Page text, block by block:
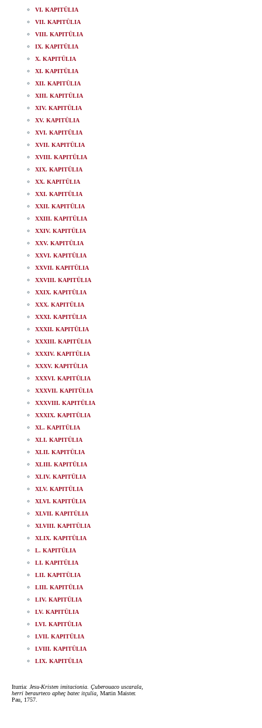
VI. KAPITÜLIA
VII. KAPITÜLIA
VIII. KAPITÜLIA
IX. KAPITÜLIA
X. KAPITÜLIA
XI. KAPITÜLIA
XII. KAPITÜLIA
XIII. KAPITÜLIA
XIV. KAPITÜLIA
XV. KAPITÜLIA
XVI. KAPITÜLIA
XVII. KAPITÜLIA
XVIII. KAPITÜLIA
XIX. KAPITÜLIA
XX. KAPITÜLIA
XXI. KAPITÜLIA
XXII. KAPITÜLIA
XXIII. KAPITÜLIA
XXIV. KAPITÜLIA
XXV. KAPITÜLIA
XXVI. KAPITÜLIA
XXVII. KAPITÜLIA
XXVIII. KAPITÜLIA
XXIX. KAPITÜLIA
XXX. KAPITÜLIA
XXXI. KAPITÜLIA
XXXII. KAPITÜLIA
XXXIII. KAPITÜLIA
XXXIV. KAPITÜLIA
XXXV. KAPITÜLIA
XXXVI. KAPITÜLIA
XXXVII. KAPITÜLIA
XXXVIII. KAPITÜLIA
XXXIX. KAPITÜLIA
XL. KAPITÜLIA
XLI. KAPITÜLIA
XLII. KAPITÜLIA
XLIII. KAPITÜLIA
XLIV. KAPITÜLIA
XLV. KAPITÜLIA
XLVI. KAPITÜLIA
XLVII. KAPITÜLIA
XLVIII. KAPITÜLIA
XLIX. KAPITÜLIA
L. KAPITÜLIA
LI. KAPITÜLIA
LII. KAPITÜLIA
LIII. KAPITÜLIA
LIV. KAPITÜLIA
LV. KAPITÜLIA
LVI. KAPITÜLIA
LVII. KAPITÜLIA
LVIII. KAPITÜLIA
LIX. KAPITÜLIA
Iturria: Jesu-Kristen imitacionia. Çuberouaco uscarala,
herri beraurteco apheç batec itçulia , Martin Maister.
Pau, 1757.